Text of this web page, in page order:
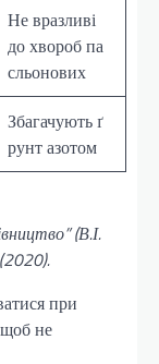
Не вразливі
до хвороб па
сльонових
Збагачують ґ
рунт азотом
(В.І.
при
щоб не